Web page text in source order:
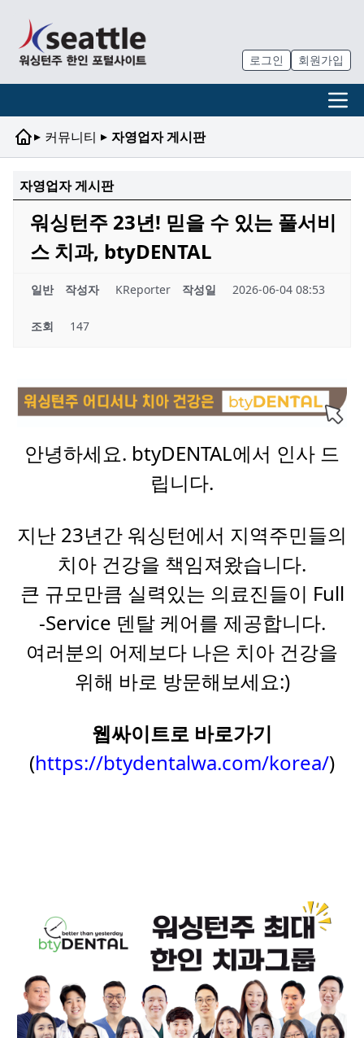
로그인 회원가입
▸ 커뮤니티 ▸ 자영업자 게시판
자영업자 게시판
워싱턴주 23년! 믿을 수 있는 풀서비
스 치과, btyDENTAL
일반 작성자 KReporter 작성일 2026-06-04 08:53
조회 147
안녕하세요. btyDENTAL에서 인사 드
립니다.
지난 23년간 워싱턴에서 지역주민들의
치아 건강을 책임져왔습니다.
큰 규모만큼 실력있는 의료진들이 Full
-Service 덴탈 케어를 제공합니다.
여러분의 어제보다 나은 치아 건강을
위해 바로 방문해보세요:)
웹싸이트로 바로가기
(https://btydentalwa.com/korea/)